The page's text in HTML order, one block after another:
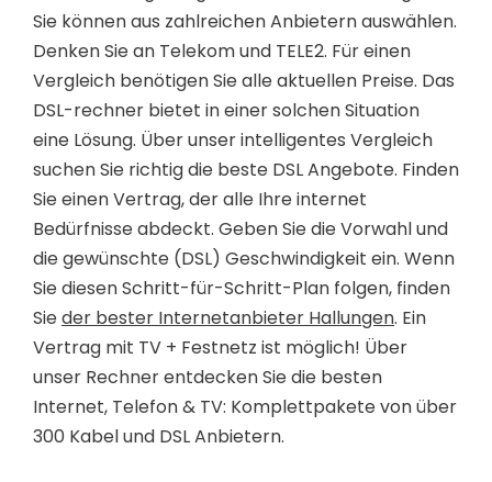
Sie können aus zahlreichen Anbietern auswählen.
Denken Sie an Telekom und TELE2. Für einen
Vergleich benötigen Sie alle aktuellen Preise. Das
DSL-rechner bietet in einer solchen Situation
eine Lösung. Über unser intelligentes Vergleich
suchen Sie richtig die beste DSL Angebote. Finden
Sie einen Vertrag, der alle Ihre internet
Bedürfnisse abdeckt. Geben Sie die Vorwahl und
die gewünschte (DSL) Geschwindigkeit ein. Wenn
Sie diesen Schritt-für-Schritt-Plan folgen, finden
Sieder bester Internetanbieter Hallungen. Ein
Vertrag mit TV + Festnetz ist möglich! Über
unser Rechner entdecken Sie die besten
Internet, Telefon & TV: Komplettpakete von über
300 Kabel und DSL Anbietern.